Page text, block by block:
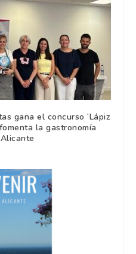
gana el concurso ‘Lápiz
la gastronomía